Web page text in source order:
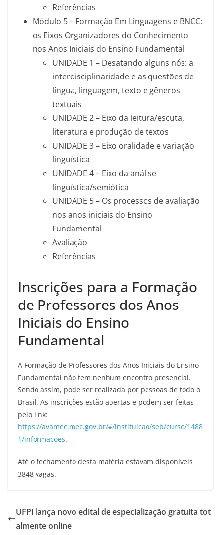
Referências
Módulo 5 – Formação Em Linguagens e BNCC:
os Eixos Organizadores do Conhecimento
nos Anos Iniciais do Ensino Fundamental
UNIDADE 1 – Desatando alguns nós: a
interdisciplinaridade e as questões de
língua, linguagem, texto e gêneros
textuais
UNIDADE 2 – Eixo da leitura/escuta,
literatura e produção de textos
UNIDADE 3 – Eixo oralidade e variação
linguística
UNIDADE 4 – Eixo da análise
linguística/semiótica
UNIDADE 5 – Os processos de avaliação
nos anos iniciais do Ensino
Fundamental
Avaliação
Referências
Inscrições para a Formação
de Professores dos Anos
Iniciais do Ensino
Fundamental
A Formação de Professores dos Anos Iniciais do Ensino
Fundamental não tem nenhum encontro presencial.
Sendo assim, pode ser realizada por pessoas de todo o
Brasil. As inscrições estão abertas e podem ser feitas
pelo link:
https://avamec.mec.gov.br/#/instituicao/seb/curso/1488
1/informacoes.
Até o fechamento desta matéria estavam disponíveis
3848 vagas.
UFPI lança novo edital de especialização gratuita tot
almente online